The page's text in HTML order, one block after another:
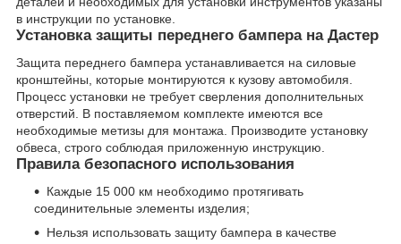
в инструкции по установке.
Установка защиты переднего бампера на Дастер
Защита переднего бампера устанавливается на силовые
кронштейны, которые монтируются к кузову автомобиля.
Процесс установки не требует сверления дополнительных
отверстий. В поставляемом комплекте имеются все
необходимые метизы для монтажа. Производите установку
обвеса, строго соблюдая приложенную инструкцию.
Правила безопасного использования
Каждые 15 000 км необходимо протягивать
соединительные элементы изделия;
Нельзя использовать защиту бампера в качестве